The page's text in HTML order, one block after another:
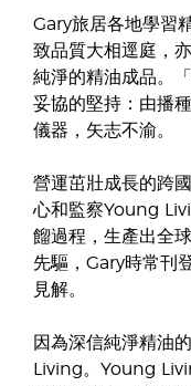
Gary旅居各地學習
致品質大相逕庭，
純淨的精油成品。
妥協的堅持：由播
儀器，矢志不渝。
營運茁壯成長的跨
心和監察Young
餾過程，生產出全
先驅，Gary時常刊
見解。
因為深信純淨精油
Living。Young